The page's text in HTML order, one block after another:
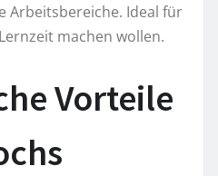
Arbeitsbereiche. Ideal für
machen wollen.
Vorteile